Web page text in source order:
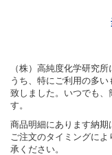
（株）高純度化学研究
うち、特にご利用の多
致しました。いつでも、
す。
商品明細にあります納期
ご注文のタイミングに
承ください。